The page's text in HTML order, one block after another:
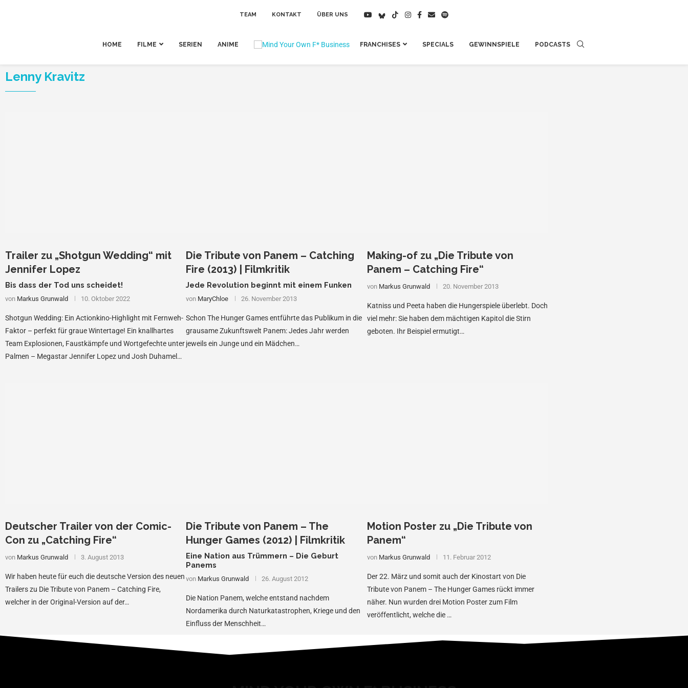
TEAM KONTAKT ÜBER UNS
HOME FILME SERIEN ANIME FRANCHISES SPECIALS GEWINNSPIELE PODCASTS
Lenny Kravitz
Trailer zu „Shotgun Wedding“ mit
Jennifer Lopez
Bis dass der Tod uns scheidet!
von Markus Grunwald 10. Oktober 2022
Shotgun Wedding: Ein Actionkino-Highlight mit Fernweh-
Faktor – perfekt für graue Wintertage! Ein knallhartes
Team Explosionen, Faustkämpfe und Wortgefechte unter
Palmen – Megastar Jennifer Lopez und Josh Duhamel
Die Tribute von Panem – Catching
Fire (2013) | Filmkritik
Jede Revolution beginnt mit einem Funken
von MaryChloe 26. November 2013
Schon The Hunger Games entführte das Publikum in die
grausame Zukunftswelt Panem: Jedes Jahr werden
jeweils ein Junge und ein Mädchen…
Making-of zu „Die Tribute von
Panem – Catching Fire“
von Markus Grunwald 20. November 2013
Katniss und Peeta haben die Hungerspiele überlebt. Doch
viel mehr: Sie haben dem mächtigen Kapitol die Stirn
geboten. Ihr Beispiel ermutigt…
Deutscher Trailer von der Comic-
Con zu „Catching Fire“
von Markus Grunwald 3. August 2013
Wir haben heute für euch die deutsche Version des neuen
Trailers zu Die Tribute von Panem – Catching Fire,
welcher in der Original-Version auf der…
Die Tribute von Panem – The
Hunger Games (2012) | Filmkritik
Eine Nation aus Trümmern – Die Geburt
Panems
von Markus Grunwald 26. August 2012
Die Nation Panem, welche entstand nachdem
Nordamerika durch Naturkatastrophen, Kriege und den
Einfluss der Menschheit…
Motion Poster zu „Die Tribute von
Panem“
von Markus Grunwald 11. Februar 2012
Der 22. März und somit auch der Kinostart von Die
Tribute von Panem – The Hunger Games rückt immer
näher. Nun wurden drei Motion Poster zum Film
veröffentlicht, welche die …